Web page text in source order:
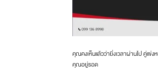
คุณคงเห็นแล้วว่ายิ่งเวลาผ่านไป คู่แ
คุณอยู่รอด